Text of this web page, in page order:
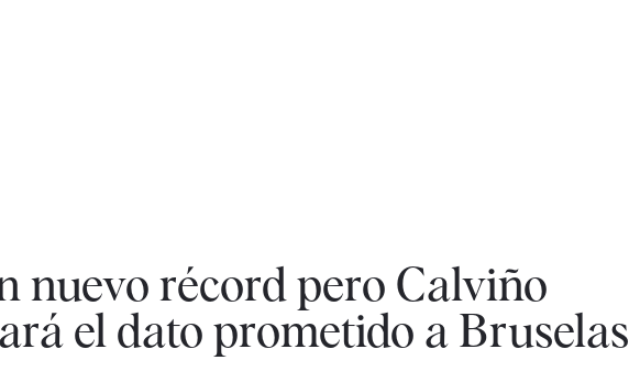
nuevo récord pero Calviño
el dato prometido a Bruselas